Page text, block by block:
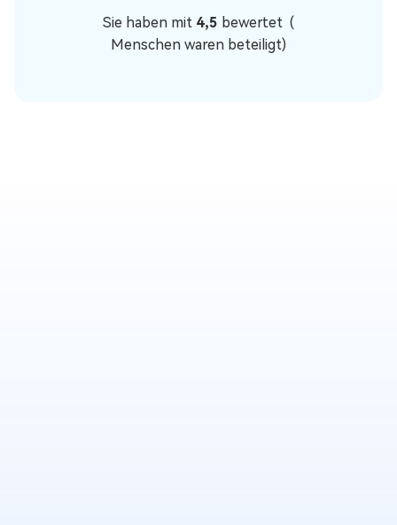
Sie haben mit 4,5 bewertet (
Menschen waren beteiligt)